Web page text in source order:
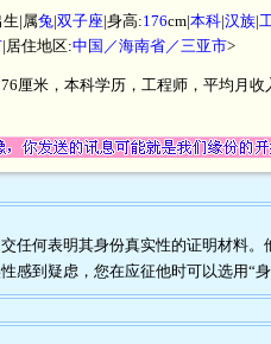
生|属兔|双子座|身高:176cm|本科|汉族|
|居住地区:中国／海南省／三亚市>
厘米，本科学历，工程师，平均月
任何表明其身份真实性的证明材料。
感到疑虑，您在应征他时可以选用“身